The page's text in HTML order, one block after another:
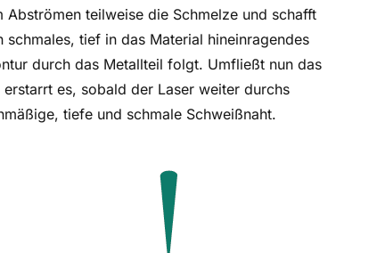
teilweise die Schmelze und schafft
tief in das Material hineinragendes
durch das Metallteil folgt. Umfließt nun das
es, sobald der Laser weiter durchs
tiefe und schmale Schweißnaht.